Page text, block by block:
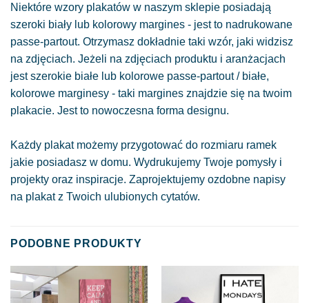
Niektóre wzory plakatów w naszym sklepie posiadają
szeroki biały lub kolorowy margines - jest to nadrukowane
passe-partout. Otrzymasz dokładnie taki wzór, jaki widzisz
na zdjęciach. Jeżeli na zdjęciach produktu i aranżacjach
jest szerokie białe lub kolorowe passe-partout / białe,
kolorowe marginesy - taki margines znajdzie się na twoim
plakacie. Jest to nowoczesna forma designu.
Każdy plakat możemy przygotować do rozmiaru ramek
jakie posiadasz w domu. Wydrukujemy Twoje pomysły i
projekty oraz inspiracje. Zaprojektujemy ozdobne napisy
na plakat z Twoich ulubionych cytatów.
PODOBNE PRODUKTY